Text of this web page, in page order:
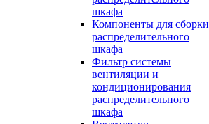
шкафа
Компоненты для сборки
распределительного
шкафа
Фильтр системы
вентиляции и
кондиционирования
распределительного
шкафа